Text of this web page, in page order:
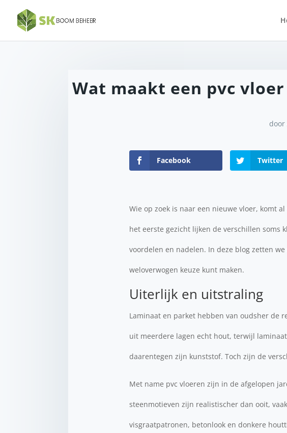
Wat maakt een pvc
door
Facebook Twitter
Wie op zoek is naar een nieuwe vloer, komt
het eerste gezicht lijken de verschillen soms
voordelen en nadelen. In deze blog zetten
weloverwogen keuze kunt maken.
Uiterlijk en uitstraling
Laminaat en parket hebben van oudsher de
uit meerdere lagen echt hout, terwijl
daarentegen zijn kunststof. Toch zijn de
Met name pvc vloeren zijn in de afgelopen
steenmotieven zijn realistischer dan ooit,
visgraatpatronen, betonlook en donkere